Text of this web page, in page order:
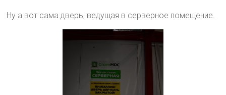
Ну а вот сама дверь, ведущая в серверное помещение.